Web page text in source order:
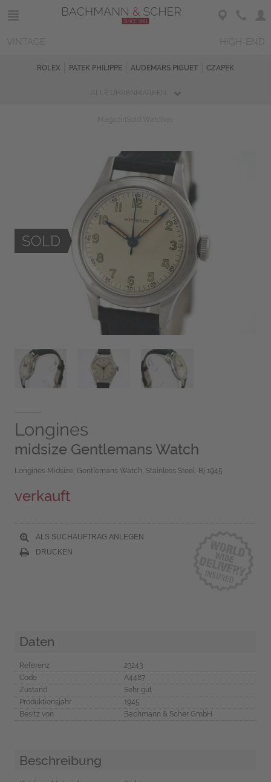
ROLEX PATEK PHILIPPE AUDEMARS PIGUET CZAPEK
Longines
midsize Gentlemans Watch
Longines Midsize, Gentlemans Watch, Stainless Steel, Bj 1945
verkauft
ALS SUCHAUFTRAG ANLEGEN
DRUCKEN
Daten
Referenz
23243
Code
A4487
Zustand
Sehr gut
Produktionsjahr
1945
Besitz von
Bachmann & Scher GmbH
Beschreibung